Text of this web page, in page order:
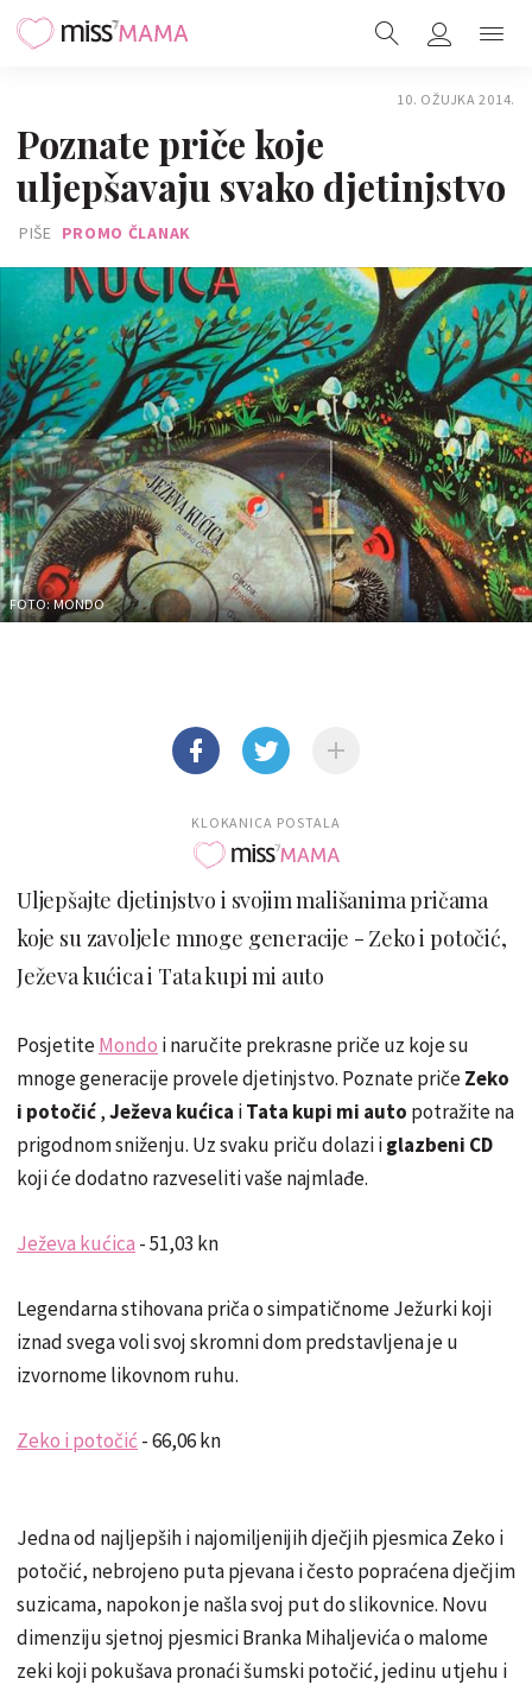
10. OŽUJKA 2014.
Poznate priče koje
uljepšavaju svako djetinjstvo
PIŠE PROMO ČLANAK
FOTO: MONDO
KLOKANICA POSTALA
Uljepšajte djetinjstvo i svojim mališanima pričama
koje su zavoljele mnoge generacije - Zeko i potočić,
Ježeva kućica i Tata kupi mi auto
PosjetiteMondo i naručite prekrasne priče uz koje su
mnoge generacije provele djetinjstvo. Poznate pričeZeko
i potočić,Ježeva kućica iTata kupi mi auto potražite na
prigodnom sniženju. Uz svaku priču dolazi iglazbeni CD
koji će dodatno razveseliti vaše najmlađe.
Ježeva kućica - 51,03 kn
Legendarna stihovana priča o simpatičnome Ježurki koji
iznad svega voli svoj skromni dom predstavljena je u
izvornome likovnom ruhu.
Zeko i potočić - 66,06 kn
Jedna od najljepših i najomiljenijih dječjih pjesmica Zeko i
potočić, nebrojeno puta pjevana i često popraćena dječjim
suzicama, napokon je našla svoj put do slikovnice. Novu
dimenziju sjetnoj pjesmici Branka Mihaljevića o malome
zeki koji pokušava pronaći šumski potočić, jedinu utjehu i